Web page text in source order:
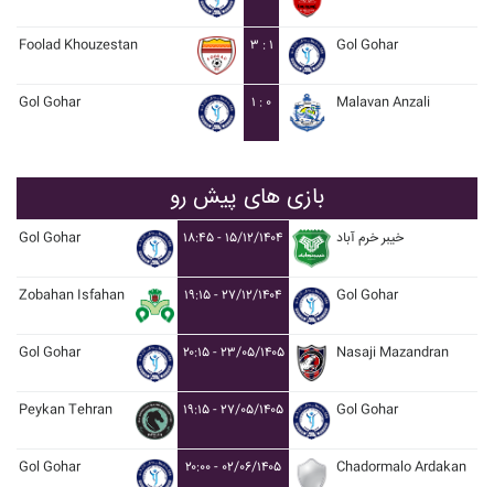
Foolad Khouzestan ۳ : ۱ Gol Gohar
Gol Gohar ۱ : ۰ Malavan Anzali
بازی های پیش رو
Gol Gohar ۱۸:۴۵ - ۱۵/۱۲/۱۴۰۴ خيبر خرم آباد
Zobahan Isfahan ۱۹:۱۵ - ۲۷/۱۲/۱۴۰۴ Gol Gohar
Gol Gohar ۲۰:۱۵ - ۲۳/۰۵/۱۴۰۵ Nasaji Mazandran
Peykan Tehran ۱۹:۱۵ - ۲۷/۰۵/۱۴۰۵ Gol Gohar
Gol Gohar ۲۰:۰۰ - ۰۲/۰۶/۱۴۰۵ Chadormalo Ardakan